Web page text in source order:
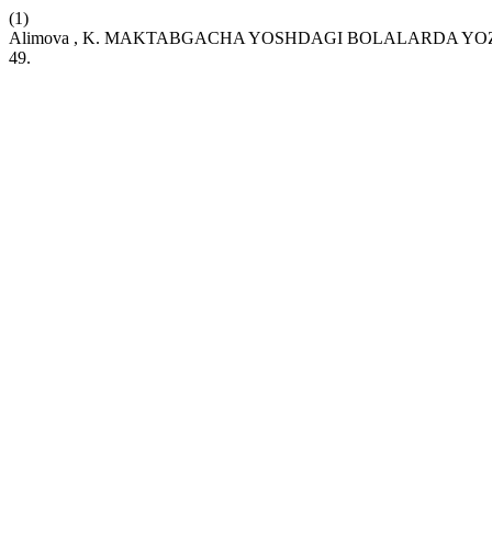
(1)
Alimova , K. MAKTABGACHA YOSHDAGI BOLALARDA
49.